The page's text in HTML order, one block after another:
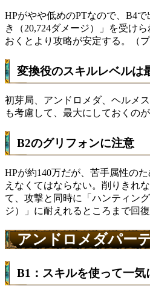
HPがやや低めのPTなので、B4
き（20,724ダメージ）」を受け
おくとより攻略が安定する。（プ
変換役のスキルレベルは
初芽局、アンドロメダ、ヘルメ
も考慮して、最大にしておくのが
B2のグリフォンに注意
HPが約140万だが、苦手属性の
えなくてはならない。削りきれ
て、攻撃と同時に「ハンティン
ジ）」に耐えれるところまで回復
アンドロメダパー
B1：スキルを使って一気